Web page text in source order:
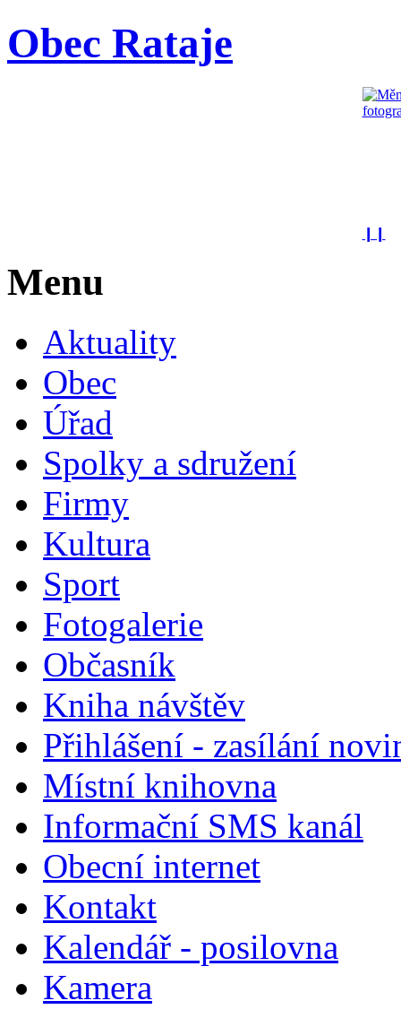
Obec Rataje
Menu
Aktuality
Obec
Úřad
Spolky a sdružení
Firmy
Kultura
Sport
Fotogalerie
Občasník
Kniha návštěv
Přihlášení - zasílání
Místní knihovna
Informační SMS kanál
Obecní internet
Kontakt
Kalendář - posilovna
Kamera